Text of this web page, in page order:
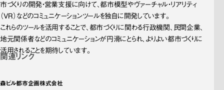
市づくりの開発・営業支援に向けて、都市模型やヴァーチャル・リアリティ
（VR）などのコミュニケーションツールを独自に開発しています。
これらのツールを活用することで、都市づくりに関わる行政機関、民間企業、
地元関係者などのコミュニケーションが円滑にとられ、よりよい都市づくりに
活用されることを期待しています。
関連リンク
森ビル都市企画株式会社